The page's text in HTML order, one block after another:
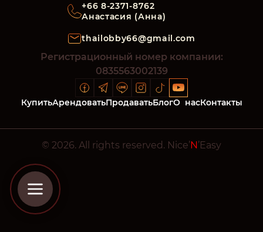
КупитьАрендоватьПродаватьБлогО насКонтакты
Регистрационный номер компании:
0835563002139
+66 8-2371-8762
Анастасия (Анна)
thailobby66@gmail.com
© 2026. All rights reserved. Nice’N’Easy